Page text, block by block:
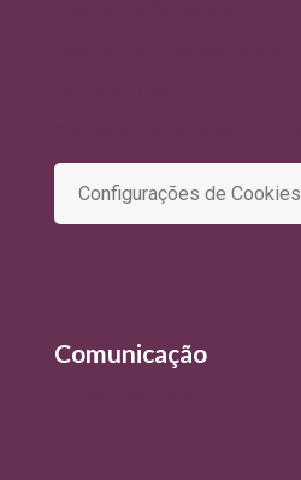
Configurações de Cookies
Comunicação